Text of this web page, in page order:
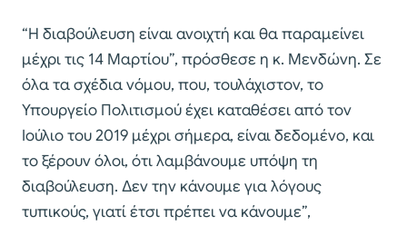
“Η διαβούλευση είναι ανοιχτή και θα παραμείνει
μέχρι τις 14 Μαρτίου”, πρόσθεσε η κ. Μενδώνη. Σε
όλα τα σχέδια νόμου, που, τουλάχιστον, το
Υπουργείο Πολιτισμού έχει καταθέσει από τον
Ιούλιο του 2019 μέχρι σήμερα, είναι δεδομένο, και
το ξέρουν όλοι, ότι λαμβάνουμε υπόψη τη
διαβούλευση. Δεν την κάνουμε για λόγους
τυπικούς, γιατί έτσι πρέπει να κάνουμε”,